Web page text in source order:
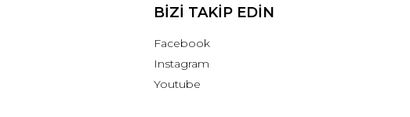
BİZİ TAKİP EDİN
Facebook
Instagram
Youtube